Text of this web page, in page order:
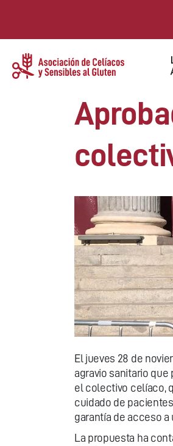
El jueves 28 de
agravio sanitario
el colectivo celíaco,
cuidado de
garantía de acceso
La propuesta ha